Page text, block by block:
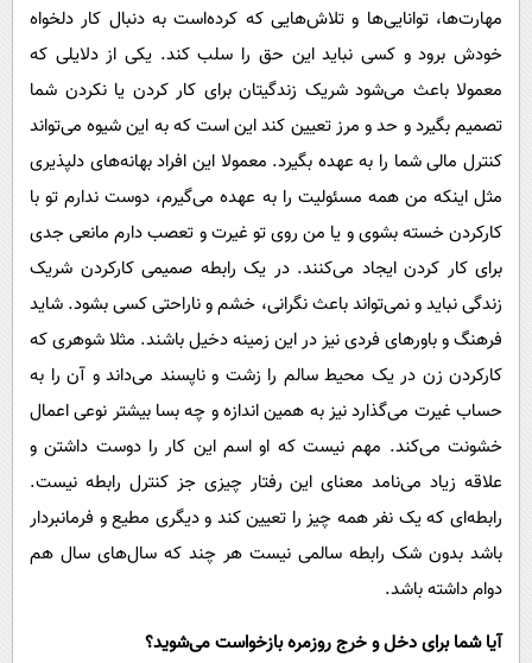
مهارت‌ها، توانایی‌ها و تلاش‌هایی که کرده‌است به دنبال کار دلخواه
خودش برود و کسی نباید این حق را سلب کند. یکی از دلایلی که
معمولا باعث می‌شود شریک زندگیتان برای کار کردن یا نکردن شما
تصمیم بگیرد و حد و مرز تعیین کند این است که به این شیوه می‌تواند
کنترل مالی شما را به عهده بگیرد. معمولا این افراد بهانه‌های دلپذیری
مثل اینکه من همه مسئولیت را به عهده می‌گیرم، دوست ندارم تو با
کارکردن خسته بشوی و یا من روی تو غیرت و تعصب دارم مانعی جدی
برای کار کردن ایجاد می‌کنند. در یک رابطه صمیمی کارکردن شریک
زندگی نباید و نمی‌تواند باعث نگرانی، خشم و ناراحتی کسی بشود. شاید
فرهنگ و باورهای فردی نیز در این زمینه دخیل باشند. مثلا شوهری که
کارکردن زن در یک محیط سالم را زشت و ناپسند می‌داند و آن را به
حساب غیرت می‌گذارد نیز به همین اندازه و چه بسا بیشتر نوعی اعمال
خشونت می‌کند. مهم نیست که او اسم این کار را دوست داشتن و
علاقه زیاد می‌نامد معنای این رفتار چیزی جز کنترل رابطه نیست.
رابطه‌ای که یک نفر همه چیز را تعیین کند و دیگری مطیع و فرمانبردار
باشد بدون شک رابطه سالمی نیست هر چند که سال‌های سال هم
دوام داشته باشد.‏
آیا شما برای دخل و خرج روزمره بازخواست می‌شوید؟